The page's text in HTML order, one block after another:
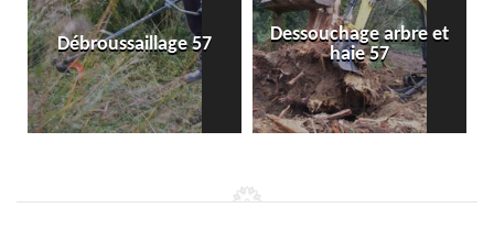
Débroussaillage 57
Dessouchage arbre et
haie 57